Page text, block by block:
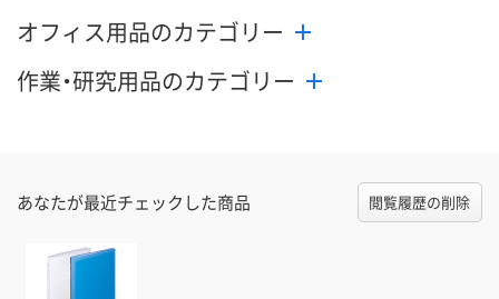
オフィス用品のカテゴリー
作業・研究用品のカテゴリー
あなたが最近チェックした商品 閲覧履歴の削除